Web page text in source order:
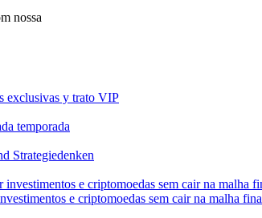
nossa
exclusivas y trato VIP
temporada
Strategiedenken
e criptomoedas sem cair na malha fina